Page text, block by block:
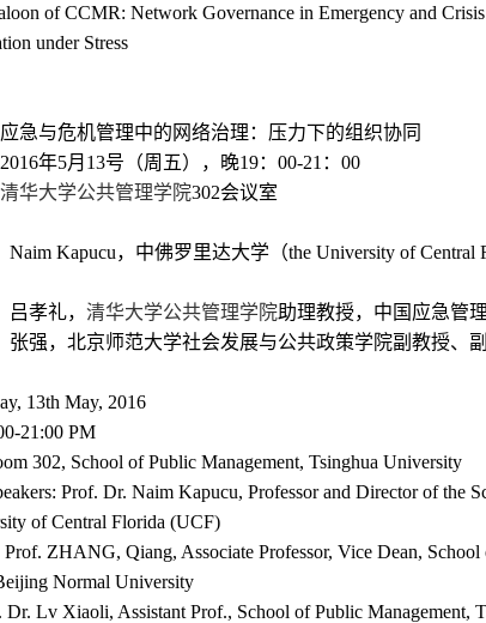
of CCMR: Network Governance in Emergency and
under Stress
急与危机管理中的网络治理：压力下的组织协同
2016年5月 13号（周五），晚19：00-21 ：00
清华大学公共管理学院302会议室
Naim Kapucu，中佛罗里达大学（the University of Central
吕孝礼，清华大学公共管理学院助理教授，中国应急管
张强，北京师范大学社会发展与公共政策学院副教授、
13th May, 2016
21:00 PM
302, School of Public Management, Tsinghua University
Prof. Dr. Naim Kapucu, Professor and Director of the
of Central Florida (UCF)
Prof. ZHANG, Qiang, Associate Professor, Vice Dean,
Normal University
Dr. Lv Xiaoli, Assistant Prof., School of Public Management,